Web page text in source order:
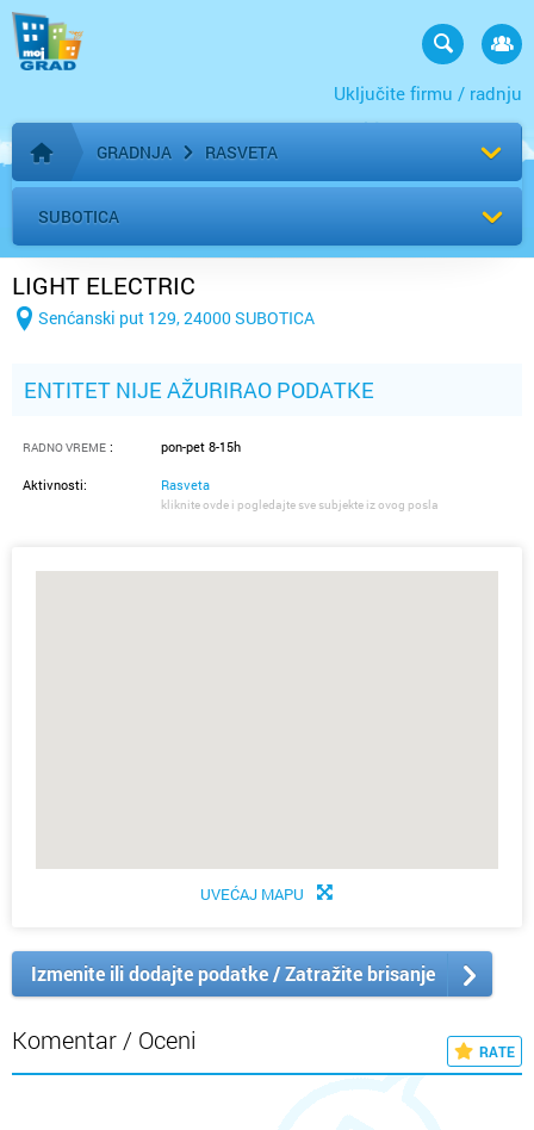
Uključite firmu / radnju
Početna stranica
GRADNJA RASVETA
SUBOTICA
LIGHT ELECTRIC
Senćanski put 129, 24000 SUBOTICA
ENTITET NIJE AŽURIRAO PODATKE
RADNO VREME: pon-pet 8-15h
Aktivnosti: Rasveta
kliknite ovde i pogledajte sve subjekte iz ovog posla
UVEĆAJ MAPU
Izmenite ili dodajte podatke / Zatražite brisanje
Komentar / Oceni RATE